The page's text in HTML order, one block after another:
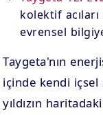
kolektif
evrensel
Taygeta'nın
içinde kendi içsel
yıldızın